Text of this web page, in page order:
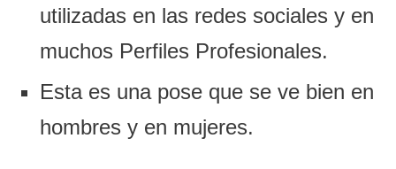
utilizadas en las redes sociales y en
muchos Perfiles Profesionales.
Esta es una pose que se ve bien en
hombres y en mujeres.